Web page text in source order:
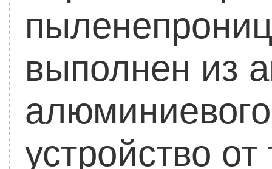
выполнен из
устройство